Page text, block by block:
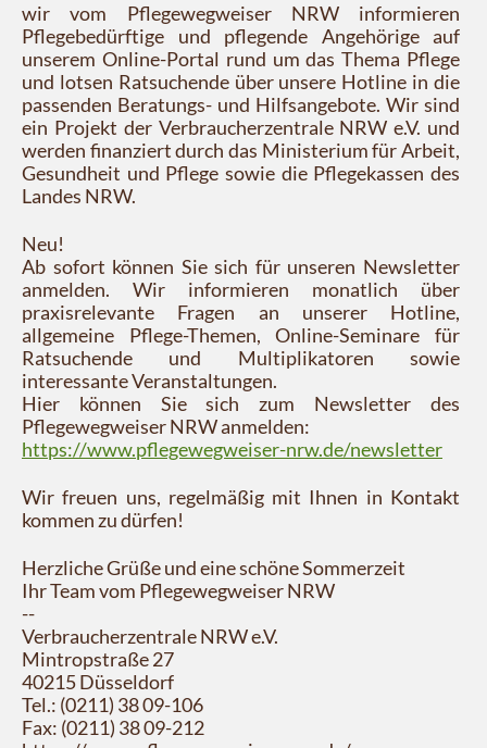
wir vom Pflegewegweiser NRW informieren
Pflegebedürftige und pflegende Angehörige auf
unserem Online-Portal rund um das Thema Pflege
und lotsen Ratsuchende über unsere Hotline in die
passenden Beratungs- und Hilfsangebote. Wir sind
ein Projekt der Verbraucherzentrale NRW e.V. und
werden finanziert durch das Ministerium für Arbeit,
Gesundheit und Pflege sowie die Pflegekassen des
Landes NRW.
Neu!
Ab sofort können Sie sich für unseren Newsletter
anmelden. Wir informieren monatlich über
praxisrelevante Fragen an unserer Hotline,
allgemeine Pflege-Themen, Online-Seminare für
Ratsuchende und Multiplikatoren sowie
interessante Veranstaltungen.
Hier können Sie sich zum Newsletter des
Pflegewegweiser NRW anmelden:
https://www.pflegewegweiser-nrw.de/newsletter
Wir freuen uns, regelmäßig mit Ihnen in Kontakt
kommen zu dürfen!
Herzliche Grüße und eine schöne Sommerzeit
Ihr Team vom Pflegewegweiser NRW
--
Verbraucherzentrale NRW e.V.
Mintropstraße 27
40215 Düsseldorf
Tel.: (0211) 38 09-106
Fax: (0211) 38 09-212